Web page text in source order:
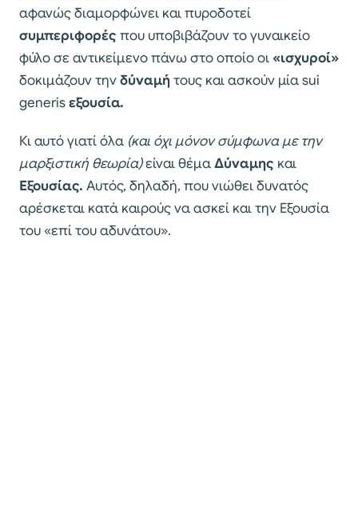
αφανώς διαμορφώνει και πυροδοτεί
συμπεριφορές που υποβιβάζουν το γυναικείο
φύλο σε αντικείμενο πάνω στο οποίο οι«ισχυροί»
δοκιμάζουν τηνδύναμήτους και ασκούν μία sui
generisεξουσία.
Κι αυτό γιατί όλα (και όχι μόνον σύμφωνα με την
μαρξιστική θεωρία)είναι θέμαΔύναμης και
Εξουσίας. Αυτός, δηλαδή, που νιώθει δυνατός
αρέσκεται κατά καιρούς να ασκεί και την Εξουσία
του «επί του αδυνάτου».